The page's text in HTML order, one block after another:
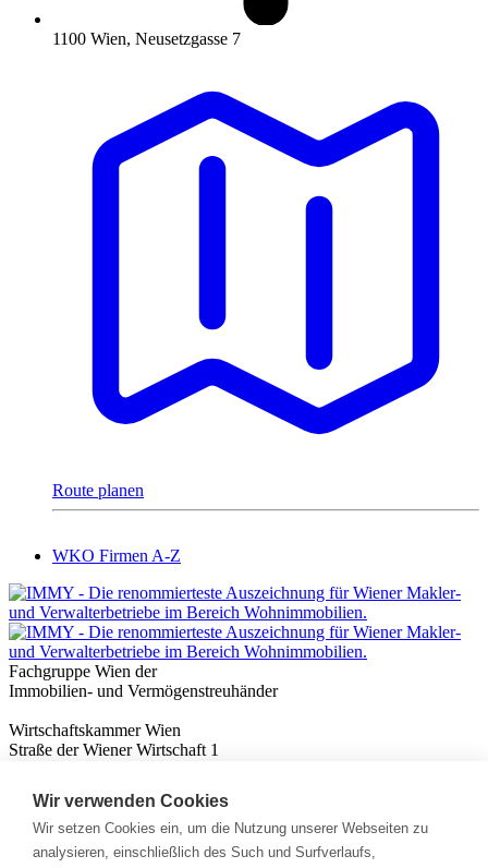
1100 Wien, Neusetzgasse 7
Route planen
WKO Firmen A-Z
Fachgruppe Wien der
Immobilien- und Vermögenstreuhänder
Wirtschaftskammer Wien
Straße der Wiener Wirtschaft 1
Nützliches
Immobilienwissen
Formulare & Rechner
Wir verwenden Cookies
Wir setzen Cookies ein, um die Nutzung unserer Webseiten zu
analysieren, einschließlich des Such und Surfverlaufs,